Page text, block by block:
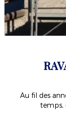
Au fil des
temps,